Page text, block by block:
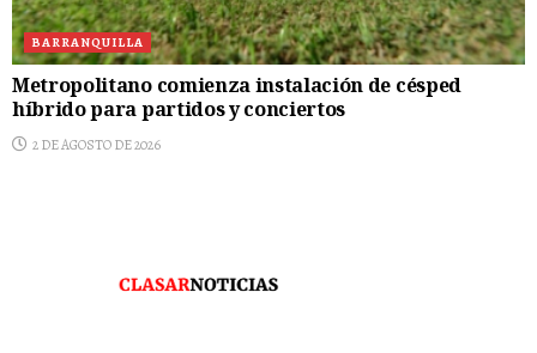
BARRANQUILLA
Metropolitano comienza instalación de césped
híbrido para partidos y conciertos
2 DE AGOSTO DE 2026